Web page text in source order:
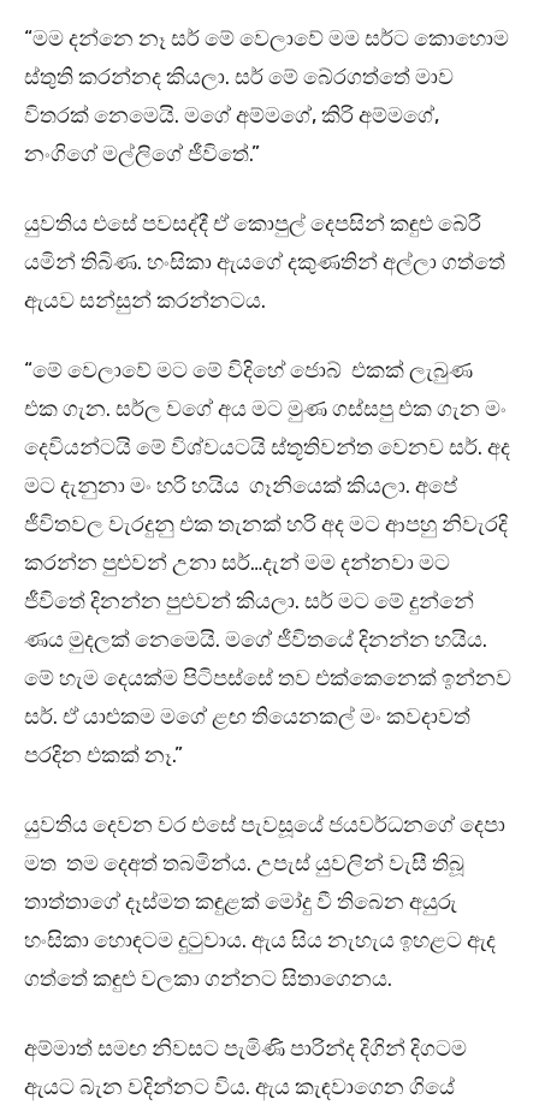
“මම දන්නෙ නෑ සර් මේ වෙලාවේ මම සර්ට කොහොම
ස්තුති කරන්නද කියලා. සර් මේ බේරගත්තේ මාව
විතරක් නෙමෙයි. මගේ අම්මගේ, කිරි අම්මගේ,
නංගිගේ මල්ලිගේ ජීවිතේ.”
යුවතිය එසේ පවසද්දී ඒ කොපුල් දෙපසින් කඳුළු බේරී
යමින් තිබිණ. හංසිකා ඇයගේ දකුණතින් අල්ලා ගත්තේ
ඇයව සන්සුන් කරන්නටය.
“මේ වෙලාවේ මට මේ විදිහේ ජොබ් එකක් ලැබුණ
එක ගැන. සර්ල වගේ අය මට මුණ ගස්සපු එක ගැන මං
දෙවියන්ටයි මේ විශ්වයටයි ස්තූතිවන්ත වෙනව සර්. අද
මට දැනුනා මං හරි හයිය ගෑනියෙක් කියලා. අපේ
ජීවිතවල වැරදුනු එක තැනක් හරි අද මට ආපහු නිවැරදි
කරන්න පුළුවන් උනා සර්…දැන් මම දන්නවා මට
ජීවිතේ දිනන්න පුළුවන් කියලා. සර් මට මේ දුන්නේ
ණය මුදලක් නෙමෙයි. මගේ ජීවිතයේ දිනන්න හයිය.
මේ හැම දෙයක්ම පිටිපස්සේ තව එක්කෙනෙක් ඉන්නව
සර්. ඒ යාළුකම මගේ ළඟ තියෙනකල් මං කවදාවත්
පරදින එකක් නෑ.”
යුවතිය දෙවන වර එසේ පැවසූයේ ජයවර්ධනගේ දෙපා
මත තම දෙඅත් තබමින්ය. උපැස් යුවලින් වැසී තිබූ
තාත්තාගේ දෑස්මත කඳුළක් මෝදු වී තිබෙන අයුරු
හංසිකා හොඳටම දුටුවාය. ඇය සිය නැහැය ඉහළට ඇද
ගත්තේ කඳුළු වලකා ගන්නට සිතාගෙනය.
අම්මාත් සමඟ නිවසට පැමිණි පාරින්ද දිගින් දිගටම
ඇයට බැන වදින්නට විය. ඇය කැඳවාගෙන ගියේ